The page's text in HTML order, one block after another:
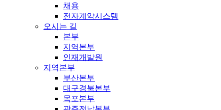
채용
전자계약시스템
오시는 길
본부
지역본부
인재개발원
지역본부
부산본부
대구경북본부
목포본부